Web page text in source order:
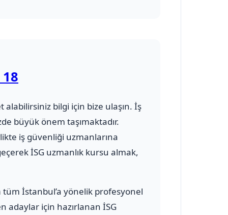
bilgi için bize ulaşın. İş
büyük önem taşımaktadır.
iş güvenliği uzmanlarına
İSG uzmanlık kursu almak,
tüm İstanbul’a yönelik profesyonel
adaylar için hazırlanan İSG